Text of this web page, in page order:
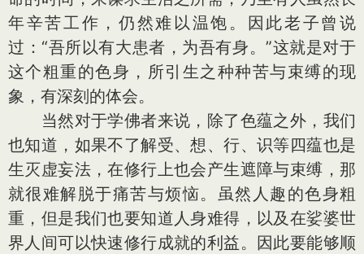
年辛苦工作，仍然难以温饱。因此老子曾说
过：“吾所以有大患者，为吾有身。”这就是对于
这个粗重的色身，所引生之种种苦与束缚的现
象，有深刻的体会。
当然对于学佛者来说，除了色蕴之外，我们
也知道，如果不了解受、想、行、识等四蕴也是
生灭虚妄法，在修行上也会产生遮障与束缚，那
就很难解脱于痛苦与烦恼。虽然人趣的色身粗
重，但是我们也要知道人身难得，以及在娑婆世
界人间可以快速修行成就的利益。因此要能够顺